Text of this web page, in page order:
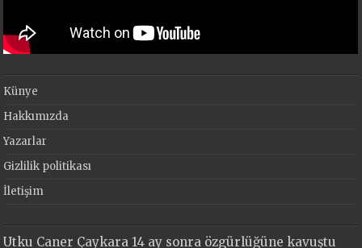
Künye
Hakkımızda
Yazarlar
Gizlilik politikası
İletişim
Utku Caner Çaykara 14 ay sonra özgürlüğüne kavuştu